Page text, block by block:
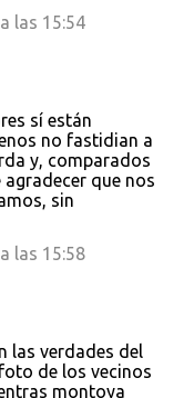
las 15:54
sí están
no fastidian a
y, comparados
agradecer que nos
sin
las 15:58
las verdades del
de los vecinos
montoya